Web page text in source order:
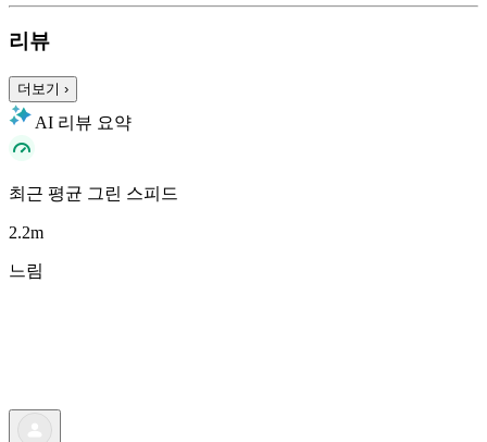
리뷰
더보기 ›
AI 리뷰 요약
최근 평균 그린 스피드
2.2m
느림